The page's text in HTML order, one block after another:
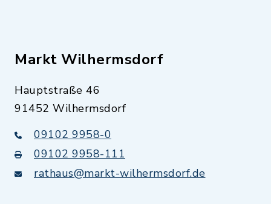
Markt Wilhermsdorf
Hauptstraße 46
91452 Wilhermsdorf
09102 9958-0
09102 9958-111
rathaus@markt-wilhermsdorf.de